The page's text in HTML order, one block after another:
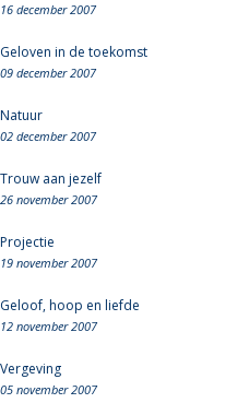
16 december 2007
Geloven in de toekomst
09 december 2007
Natuur
02 december 2007
Trouw aan jezelf
26 november 2007
Projectie
19 november 2007
Geloof, hoop en liefde
12 november 2007
Vergeving
05 november 2007